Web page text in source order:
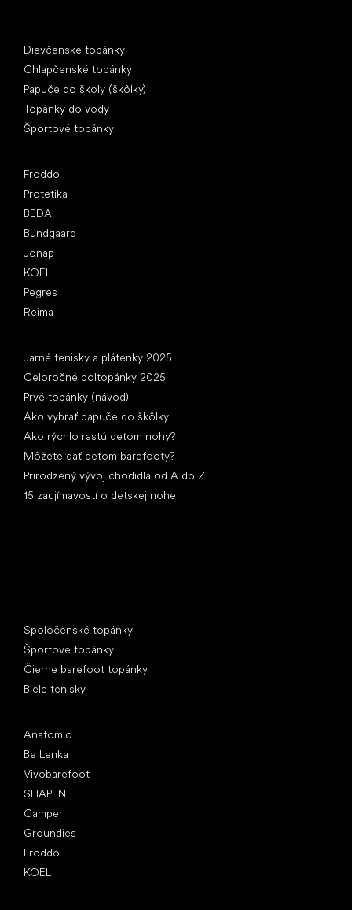
Dievčenské topánky
Chlapčenské topánky
Papuče do školy (škôlky)
Topánky do vody
Športové topánky
Froddo
Protetika
BEDA
Bundgaard
Jonap
KOEL
Pegres
Reima
Jarné tenisky a plátenky 2025
Celoročné poltopánky 2025
Prvé topánky (návod)
Ako vybrať papuče do škôlky
Ako rýchlo rastú deťom nohy?
Môžete dať deťom barefooty?
Prirodzený vývoj chodidla od A do Z
15 zaujímavostí o detskej nohe
Spoločenské topánky
Športové topánky
Čierne barefoot topánky
Biele tenisky
Anatomic
Be Lenka
Vivobarefoot
SHAPEN
Camper
Groundies
Froddo
KOEL